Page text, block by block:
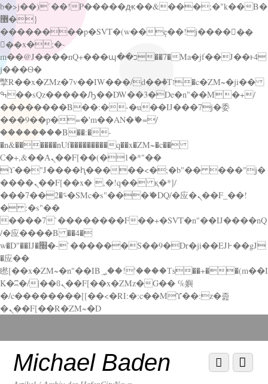
b�>j��)΄��!P�����ԫ��&���;�"k��B�
޶�}
��������p�SVT�(w��ę��!j������
��x�;�-
m��@J����nQ+���պ��כ��7�Ma�jf��J��ͱ4
j���Ѳ�
撆R��x�ZMz�7v��IW���/d��ٞ�Тז�c�ZM~�ji��
ߒ��sQz�����Ԡ��DW��3�De�n"��M�+/
��������B��:�-�u��IJ���7j�委
���9��p�=�'m��AN�ޭ�=/
��������B��:�-
�n&������nUf���������q��x�ZM~�c��
Ϲ�+,&��Ὰܢ��F[��(�1�*"��
ϒ��"J����ԧ�����<�;�b"�� ���"j�
����ܢ��F[��x� ,�!q�� қ�*]/
���؝�2��7�SMc�s"���ޭ�DQ/�应�ܢ��F_��!
� :�s"��
����7`��������F��+�SVT�n"��IJ����nQ
/�应����B ��4�
w�D"��IJ�׭�-`������S��9�Dr�ji��EJ߅��gJ
�应��
矁[��x�ZM~�n"��IB؃��!'����Тѕ��+��(m��I
K�ʭ�/|��ϐܢ��F[��x�ZMz�G�� %嬩
�/c��������[[��<�RI:�:c��MΎ��:z�졾
�ܢ��F[��R�ZM~�D
down
contentMichael Baden Menu
Scroll
down